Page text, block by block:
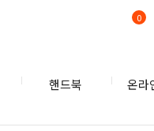
핸드북 온라
0